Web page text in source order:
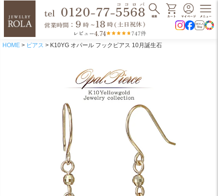
レビュー4.74 747件
HOME ピアス K10YG オパール フックピアス 10月誕生石